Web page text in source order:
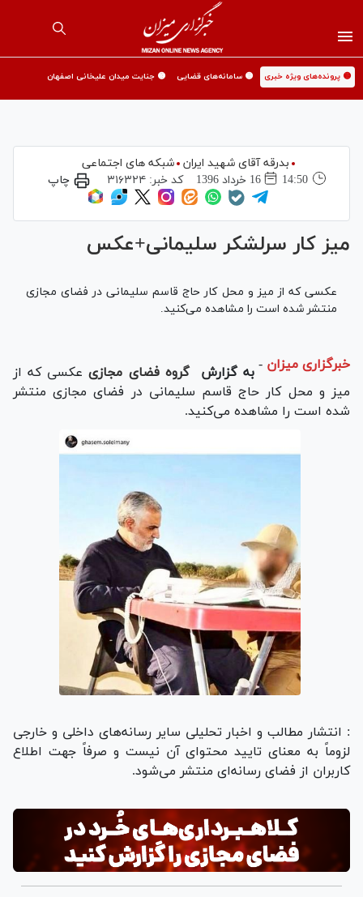
🟡 پرونده‌های ویژه خبری 🟡 سامانه‌های قضایی 🟡 جنایت میدان علیخانی اصفهان
بدرقه آقای شهید ایران
شبکه های اجتماعی
14:50
16 خرداد 1396 کد خبر:۳۱۶۳۲۴ چاپ
میز کار سرلشکر سلیمانی+عکس
عکسی که از میز و محل کار حاج قاسم سلیمانی در فضای مجازی
منتشر شده است را مشاهده می‌کنید.
خبرگزاری میزان - به گزارش گروه فضای مجازی عکسی که از
میز و محل کار حاج قاسم سلیمانی در فضای مجازی منتشر
شده است را مشاهده می‌کنید.
: انتشار مطالب و اخبار تحلیلی سایر رسانه‌های داخلی و خارجی
لزوماً به معنای تایید محتوای آن نیست و صرفاً جهت اطلاع
کاربران از فضای رسانه‌ای منتشر می‌شود.